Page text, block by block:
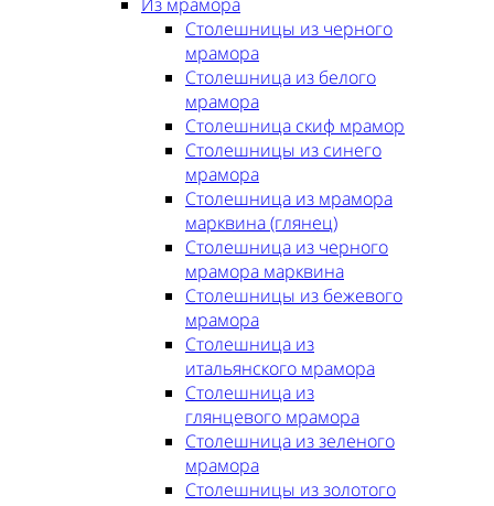
Столешницы из черного
мрамора
Столешница из белого
мрамора
Столешница скиф мрамор
Столешницы из синего
мрамора
Столешница из мрамора
марквина (глянец)
Столешница из черного
мрамора марквина
Столешницы из бежевого
мрамора
Столешница из
итальянского мрамора
Столешница из
глянцевого мрамора
Столешница из зеленого
мрамора
Столешницы из золотого